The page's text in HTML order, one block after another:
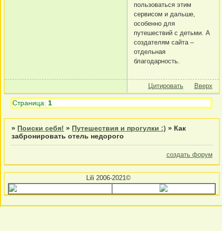
пользоваться этим
сервисом и дальше,
особенно для
путешествий с детьми. А
создателям сайта –
отдельная
благодарность.
Цитировать Вверх
Страница: 1
» Поиски себя! » Путешествия и прогулки :) » Как
забронировать отель недорого
создать форум
Lili 2006-2021©